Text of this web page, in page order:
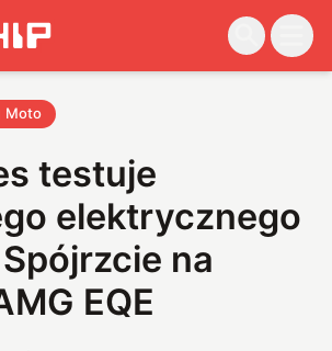
Moto
testuje
elektrycznego
na
EQE